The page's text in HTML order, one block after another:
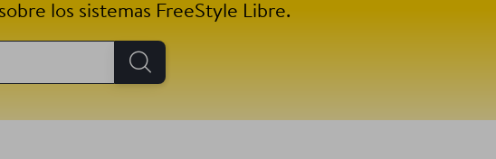
los sistemas FreeStyle Libre.